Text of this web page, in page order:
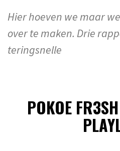
Hier hoeven we maar
over te maken. Drie
teringsnelle
POKOE